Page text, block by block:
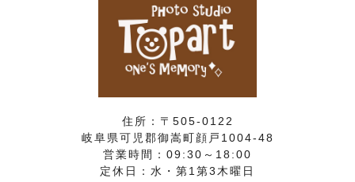
住所：〒505-0122
岐阜県可児郡御嵩町顔戸1004-48
営業時間：09:30～18:00
定休日：水・第1第3木曜日